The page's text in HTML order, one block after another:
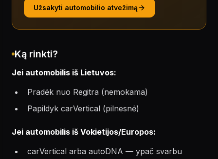
Užsakyti automobilio atvežimą
Ką rinkti?
Jei automobilis iš Lietuvos:
Pradėk nuo Regitra (nemokama)
Papildyk carVertical (pilnesnė)
Jei automobilis iš Vokietijos/Europos:
carVertical arba autoDNA — ypač svarbu